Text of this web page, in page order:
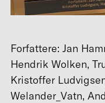
Forfattere: Jan
Hendrik Wolken,
Kristoffer
Welander_Vatn,